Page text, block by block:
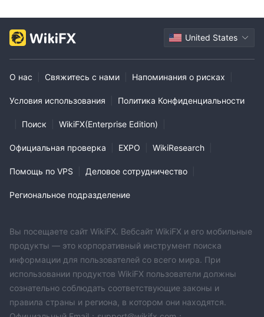
United States
О нас Свяжитесь с нами Напоминания о рисках
Условия использования Политика Конфиденциальности
Поиск WikiFX(Enterprise Edition)
Официальная проверка EXPO WikiResearch
Помощь по VPS Деловое сотрудничество
Региональное подразделение
Вы посещаете сайт WikiFX. Вебсайт WikiFX и его мобильные
продукты — это корпоративный инструмент поиска
информации для пользователей со всего мира. При
использовании продуктов WikiFX пользователи должны
сознательно соблюдать соответствующие законы и
правила страны и региона, в котором они находятся.